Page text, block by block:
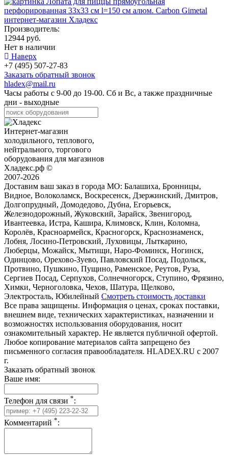
Производитель:
12944 руб.
Нет в наличии
Наверх
+7 (495) 507-27-83
Заказать обратный звонок
hladex@mail.ru
Часы работы с 9-00 до 19-00. Сб и Вс, а также праздничные
дни - выходные
Интернет-магазин
холодильного, теплового,
нейтрального, торгового
оборудования для магазинов
Хладекс.рф ©
2007-2026
Доставим ваш заказ в города МО: Балашиха, Бронницы,
Видное, Волоколамск, Воскресенск, Дзержинский, Дмитров,
Долгопрудный, Домодедово, Дубна, Егорьевск,
Железнодорожный, Жуковский, Зарайск, Звенигород,
Ивантеевка, Истра, Кашира, Климовск, Клин, Коломна,
Королёв, Красноармейск, Красногорск, Краснознаменск,
Лобня, Лосино-Петровский, Луховицы, Лыткарино,
Люберцы, Можайск, Мытищи, Наро-Фоминск, Ногинск,
Одинцово, Орехово-Зуево, Павловский Посад, Подольск,
Протвино, Пушкино, Пущино, Раменское, Реутов, Руза,
Сергиев Посад, Серпухов, Солнечногорск, Ступино, Фрязино,
Химки, Черноголовка, Чехов, Шатура, Щелково,
Электросталь, Юбилейный Смотреть стоимость доставки
Все права защищены. Информация о ценах, сроках поставки,
внешнем виде, технических характеристиках, назначении и
возможностях использования оборудования, носит
ознакомительный характер. Не является публичной офертой.
Любое копирование материалов сайта запрещено без
письменного согласия правообладателя. HLADEX.RU c 2007
г.
Заказать обратный звонок
Ваше имя:
Телефон для связи *:
Комментарий *: